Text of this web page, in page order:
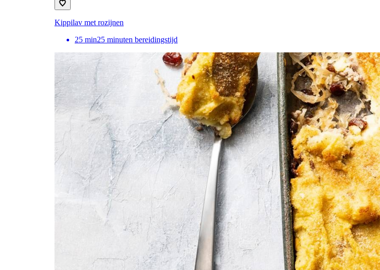
Kippilav met rozijnen
25 min25 minuten bereidingstijd